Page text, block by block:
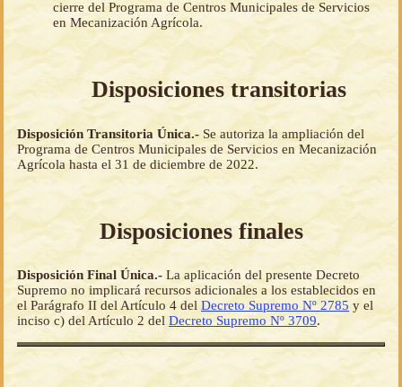
cierre del Programa de Centros Municipales de Servicios
en Mecanización Agrícola.
Disposiciones transitorias
Disposición Transitoria Única.- Se autoriza la ampliación del
Programa de Centros Municipales de Servicios en Mecanización
Agrícola hasta el 31 de diciembre de 2022.
Disposiciones finales
Disposición Final Única.- La aplicación del presente Decreto
Supremo no implicará recursos adicionales a los establecidos en
el Parágrafo II del Artículo 4 del Decreto Supremo Nº 2785 y el
inciso c) del Artículo 2 del Decreto Supremo Nº 3709.